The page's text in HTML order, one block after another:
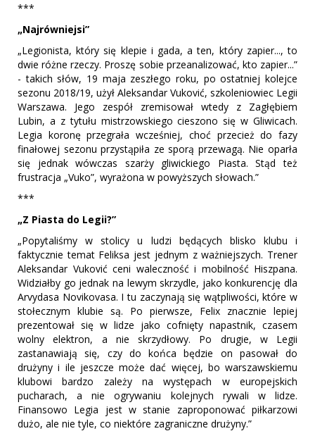
***
„Najrówniejsi”
„Legionista, który się klepie i gada, a ten, który zapier..., to
dwie różne rzeczy. Proszę sobie przeanalizować, kto zapier...”
- takich słów, 19 maja zeszłego roku, po ostatniej kolejce
sezonu 2018/19, użył Aleksandar Vuković, szkoleniowiec Legii
Warszawa. Jego zespół zremisował wtedy z Zagłębiem
Lubin, a z tytułu mistrzowskiego cieszono się w Gliwicach.
Legia koronę przegrała wcześniej, choć przecież do fazy
finałowej sezonu przystąpiła ze sporą przewagą. Nie oparła
się jednak wówczas szarży gliwickiego Piasta. Stąd też
frustracja „Vuko”, wyrażona w powyższych słowach.”
***
„Z Piasta do Legii?”
„Popytaliśmy w stolicy u ludzi będących blisko klubu i
faktycznie temat Feliksa jest jednym z ważniejszych. Trener
Aleksandar Vuković ceni waleczność i mobilność Hiszpana.
Widziałby go jednak na lewym skrzydle, jako konkurencję dla
Arvydasa Novikovasa. I tu zaczynają się wątpliwości, które w
stołecznym klubie są. Po pierwsze, Felix znacznie lepiej
prezentował się w lidze jako cofnięty napastnik, czasem
wolny elektron, a nie skrzydłowy. Po drugie, w Legii
zastanawiają się, czy do końca będzie on pasował do
drużyny i ile jeszcze może dać więcej, bo warszawskiemu
klubowi bardzo zależy na występach w europejskich
pucharach, a nie ogrywaniu kolejnych rywali w lidze.
Finansowo Legia jest w stanie zaproponować piłkarzowi
dużo, ale nie tyle, co niektóre zagraniczne drużyny.”